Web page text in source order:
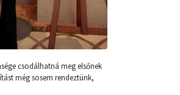
csodálhatná meg elsőnek
még sosem rendeztünk,